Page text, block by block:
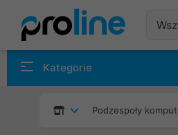
Kategorie
Podzespoły